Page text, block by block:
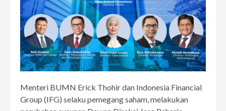
Menteri BUMN Erick Thohir dan Indonesia Financial
Group (IFG) selaku pemegang saham, melakukan